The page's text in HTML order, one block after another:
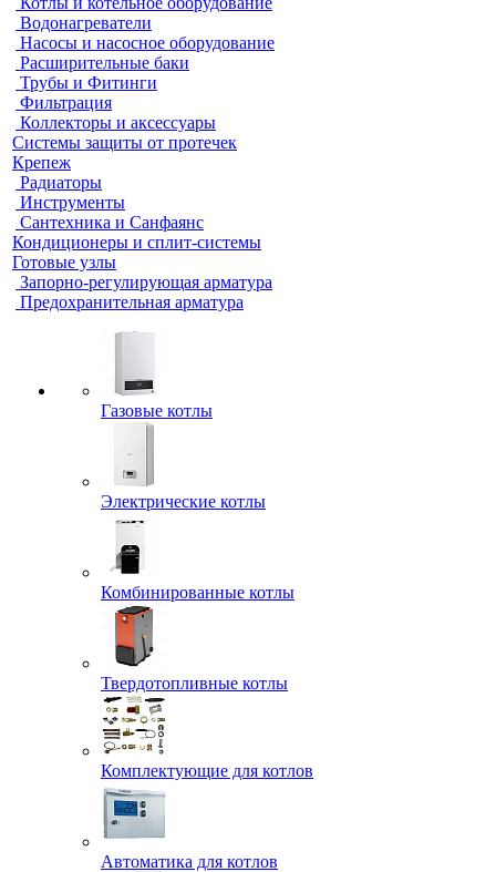
Водонагреватели
Насосы и насосное оборудование
Расширительные баки
Трубы и Фитинги
Фильтрация
Коллекторы и аксессуары
Системы защиты от протечек
Крепеж
Радиаторы
Инструменты
Сантехника и Санфаянс
Кондиционеры и сплит-системы
Готовые узлы
Запорно-регулирующая арматура
Предохранительная арматура
Газовые котлы
Электрические котлы
Комбинированные котлы
Твердотопливные котлы
Комплектующие для котлов
Автоматика для котлов